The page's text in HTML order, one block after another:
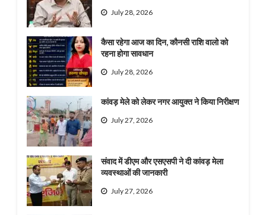
July 28, 2026
कैसा रहेगा आज का दिन, कौनसी राशि वालो को
रहना होगा सावधान
July 28, 2026
कांवड़ मेले को लेकर नगर आयुक्त ने किया निरीक्षण
July 27, 2026
संवाद में डीएम और एसएसपी ने दी कांवड़ मेला
व्यवस्थाओं की जानकारी
July 27, 2026